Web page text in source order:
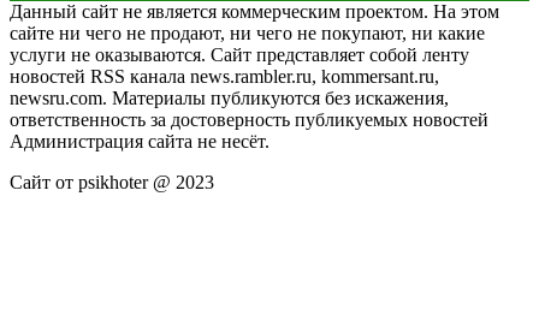
Данный сайт не является коммерческим проектом. На этом
сайте ни чего не продают, ни чего не покупают, ни какие
услуги не оказываются. Сайт представляет собой ленту
новостей RSS канала news.rambler.ru, kommersant.ru,
newsru.com. Материалы публикуются без искажения,
ответственность за достоверность публикуемых новостей
Администрация сайта не несёт.
Сайт от psikhoter @ 2023